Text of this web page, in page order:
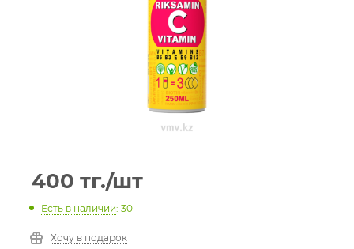
400 тг./шт
Есть в наличии: 30
Хочу в подарок